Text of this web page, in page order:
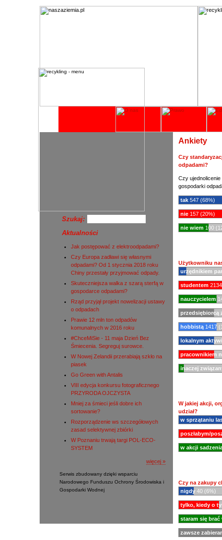
Szukaj:
Aktualności
Jak postępować z elektroodpadami?
Czy Europa zadławi się własnymi
odpadami? Od 1 stycznia 2018 roku
Chiny przestały przyjmować odpady.
Skuteczniejsza walka z szarą sterfą w
gospodarce odpadami?
Rząd przyjął projekt nowelizacji ustawy
o odpadach
Prawie 12 mln ton odpadów
komunalnych w 2016 roku
#ChceMiSie - 11 maja Dzień Bez
Śmiecenia. Segreguj surowce.
W Nowej Zelandii przerabiają szkło na
piasek
Go Green with Antalis
VIII edycja konkursu fotograficznego
PRZYRODA OJCZYSTA
Mniej za śmieci jeśli dobre ich
sortowanie?
Rozporządzenie ws szczegółowych
zasad selektywnej zbiórki
W Poznaniu trwają targi POL-ECO-
SYSTEM
więcej »
Serwis zbudowany dzięki wsparciu
Narodowego Funduszu Ochrony Środowiska i
Gospodarki Wodnej
Ankiety
Czy
odpadami?
Czy
gospodarki
tak 547 (68%)
nie 157 (20%)
nie wiem 100
Użytkowniku
urzędnikiem
studentem
nauczycielem
przedsiębiorcą
hobbistą 1417
lokalnym
pracownikiem
inaczej
W jakiej akcji,
udział?
w sprzątaniu
poszłabym/
w akcji
Czy na zakupy
nigdy 40 (6%)
tylko, kiedy o
staram się brać
zawsze